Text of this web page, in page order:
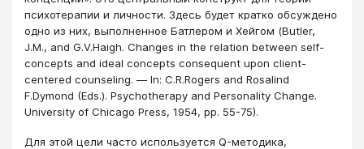
психотерапии и личности. Здесь будет кратко обсуждено
одно из них, выполненное Батлером и Хейгом (Butler,
J.M., and G.V.Haigh. Changes in the relation between self-
concepts and ideal concepts consequent upon client-
centered counseling. ― In: C.R.Rogers and Rosalind
F.Dymond (Eds.). Psychotherapy and Personality Change.
University of Chicago Press, 1954, pp. 55-75).
Для этой цели часто используется Q-методика,